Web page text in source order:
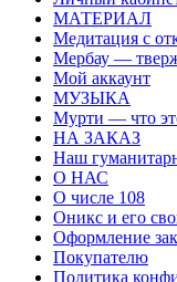
МАТЕРИАЛ
Медитация с
Мербау —
Мой аккаунт
МУЗЫКА
Мурти — что
НА ЗАКАЗ
Наш
О НАС
О числе 108
Оникс и его
Оформление
Покупателю
Политика